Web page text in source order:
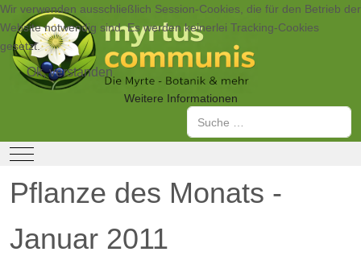
Suchen
Mobile Menu Toggle
Pflanze des Monats -
Januar 2011
Wir verwenden ausschließlich Session-Cookies, die für den Betrieb der
Website notwendig sind. Es werden keinerlei Tracking-Cookies
gesetzt.
Ok, verstanden
Weitere Informationen